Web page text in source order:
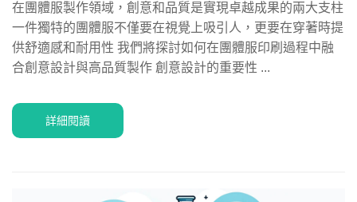
在團體服製作領域，創意和品質是實現卓越成果的兩大支柱
一件獨特的團體服不僅要在視覺上吸引人，更要在穿著時提
供舒適感和耐用性 我們將探討如何在團體服印刷過程中融
合創意設計與高品質製作 創意設計的重要性 ...
詳細閱讀